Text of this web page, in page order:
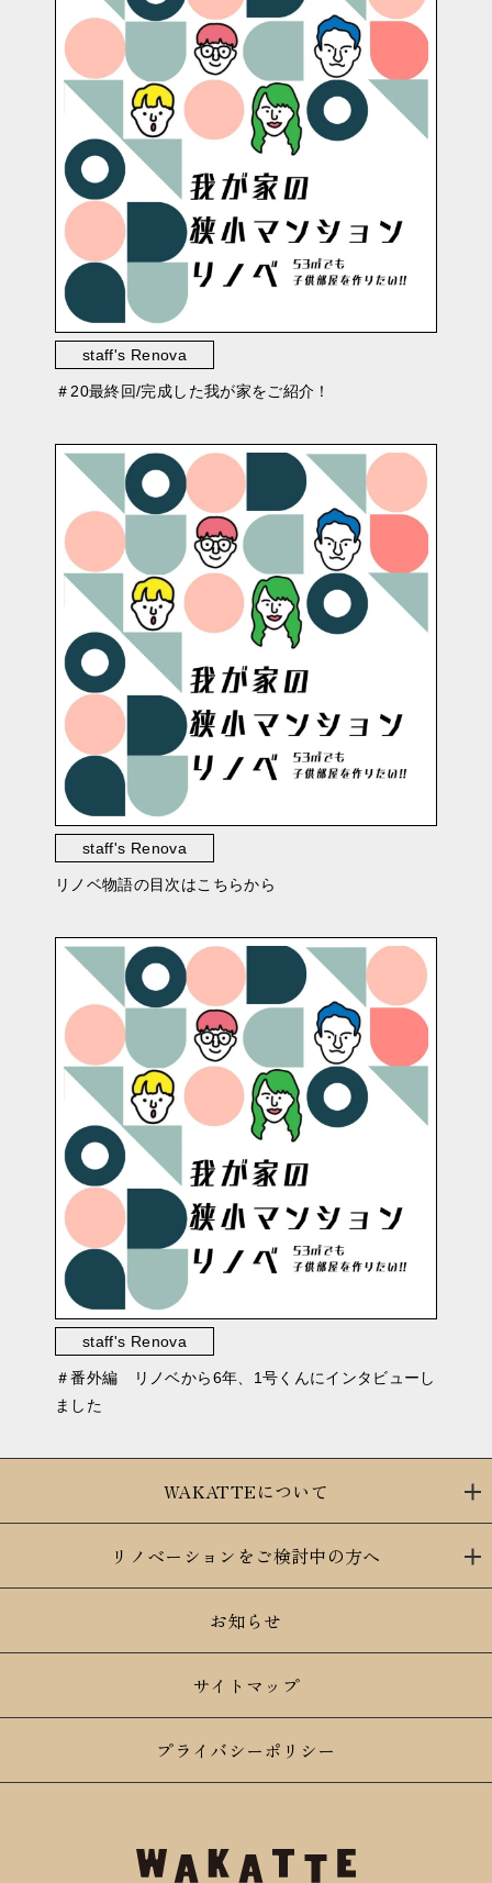
staff's Renova
＃番外編 リノベから6年、1号くんにインタビューし
ました
staff's Renova
リノベ物語の目次はこちらから
staff's Renova
＃20最終回/完成した我が家をご紹介！
WAKATTEについて
リノベーションをご検討中の方へ
お知らせ
サイトマップ
プライバシーポリシー